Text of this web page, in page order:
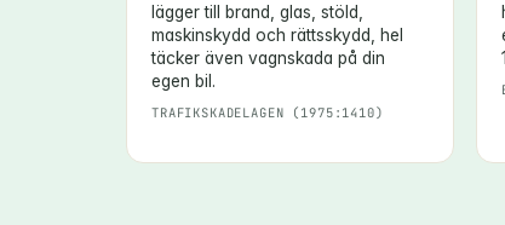
lägger till brand, glas, stöld,
maskinskydd och rättsskydd, hel
täcker även vagnskada på din
egen bil.
TRAFIKSKADELAGEN (1975:1410)